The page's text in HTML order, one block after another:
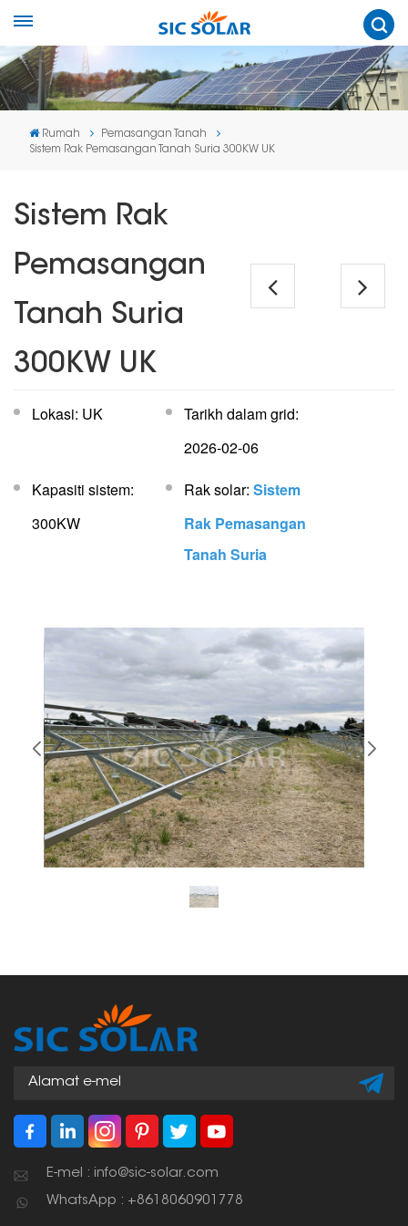
Rumah
Pemasangan Tanah
Sistem Rak Pemasangan Tanah Suria 300KW UK
Sistem Rak
Pemasangan
Tanah Suria
300KW UK
Lokasi: UK Tarikh dalam grid:
2026-02-06
Kapasiti sistem:
300KW
Rak solar:Sistem
Rak Pemasangan
Tanah Suria
E-mel : info@sic-solar.com
WhatsApp : +8618060901778